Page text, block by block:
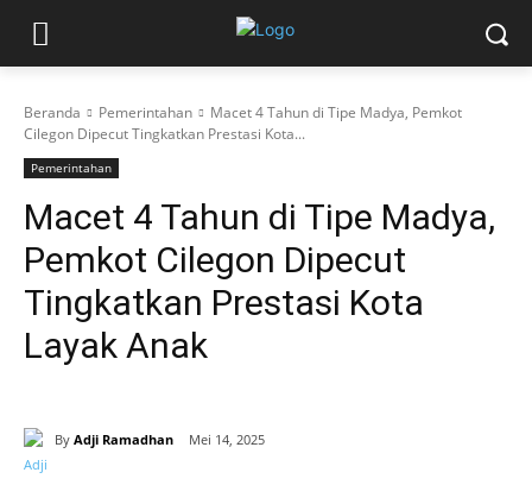
Beranda Pemerintahan
Macet 4 Tahun di Tipe Madya, Pemkot
Cilegon Dipecut Tingkatkan Prestasi Kota...
Pemerintahan
Macet 4 Tahun di Tipe Madya,
Pemkot Cilegon Dipecut
Tingkatkan Prestasi Kota
Layak Anak
By Adji Ramadhan Mei 14, 2025